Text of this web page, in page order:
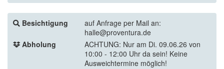
Besichtigung
auf Anfrage per Mail an:
halle@proventura.de
Abholung
ACHTUNG: Nur am Di. 09.06.26 von
10:00 - 12:00 Uhr da sein! Keine
Ausweichtermine möglich!